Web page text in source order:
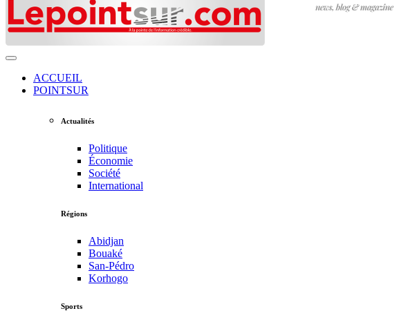
ACCUEIL
POINTSUR
Actualités
Politique
Économie
Société
International
Régions
Abidjan
Bouaké
San-Pédro
Korhogo
Sports